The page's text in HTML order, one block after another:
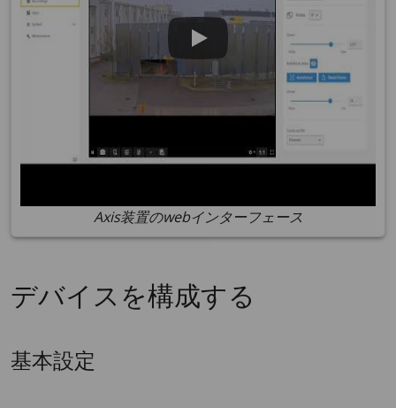
Axis装置のwebインターフェース
デバイスを構成する
基本設定